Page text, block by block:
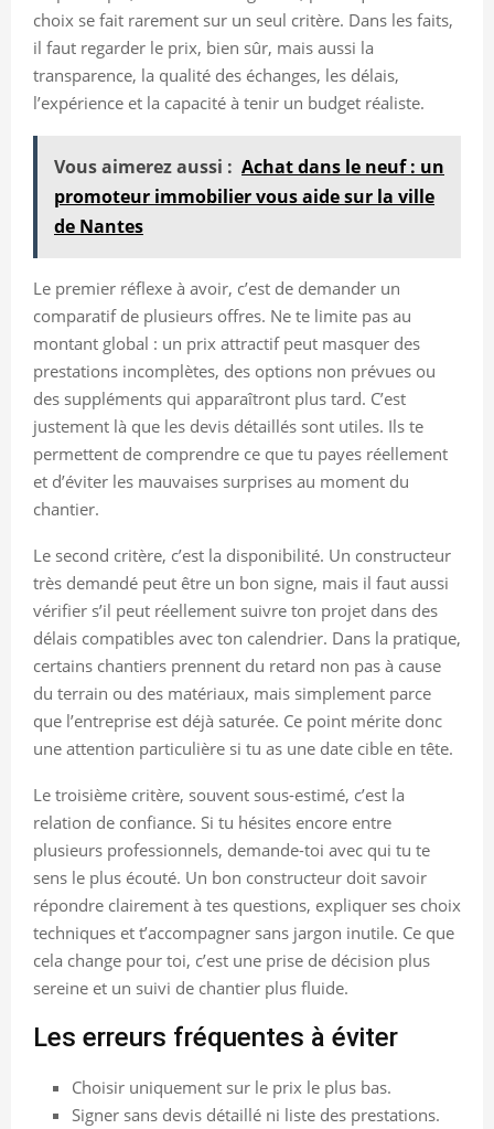
choix se fait rarement sur un seul critère. Dans les faits,
il faut regarder le prix, bien sûr, mais aussi la
transparence, la qualité des échanges, les délais,
l’expérience et la capacité à tenir un budget réaliste.
Vous aimerez aussi : Achat dans le neuf : un
promoteur immobilier vous aide sur la ville
de Nantes
Le premier réflexe à avoir, c’est de demander un
comparatif de plusieurs offres. Ne te limite pas au
montant global : un prix attractif peut masquer des
prestations incomplètes, des options non prévues ou
des suppléments qui apparaîtront plus tard. C’est
justement là que les devis détaillés sont utiles. Ils te
permettent de comprendre ce que tu payes réellement
et d’éviter les mauvaises surprises au moment du
chantier.
Le second critère, c’est la disponibilité. Un constructeur
très demandé peut être un bon signe, mais il faut aussi
vérifier s’il peut réellement suivre ton projet dans des
délais compatibles avec ton calendrier. Dans la pratique,
certains chantiers prennent du retard non pas à cause
du terrain ou des matériaux, mais simplement parce
que l’entreprise est déjà saturée. Ce point mérite donc
une attention particulière si tu as une date cible en tête.
Le troisième critère, souvent sous-estimé, c’est la
relation de confiance. Si tu hésites encore entre
plusieurs professionnels, demande-toi avec qui tu te
sens le plus écouté. Un bon constructeur doit savoir
répondre clairement à tes questions, expliquer ses choix
techniques et t’accompagner sans jargon inutile. Ce que
cela change pour toi, c’est une prise de décision plus
sereine et un suivi de chantier plus fluide.
Les erreurs fréquentes à éviter
Choisir uniquement sur le prix le plus bas.
Signer sans devis détaillé ni liste des prestations.